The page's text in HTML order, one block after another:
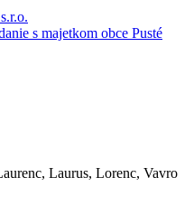
s majetkom obce Pusté
Laurus, Lorenc, Vavro